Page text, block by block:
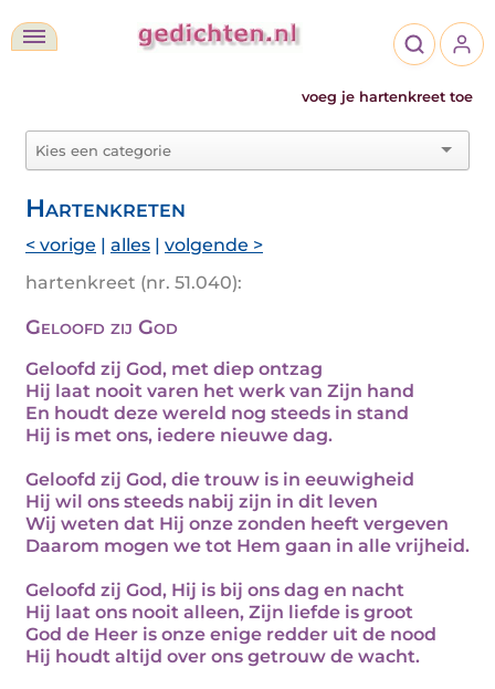
voeg je hartenkreet toe
Hartenkreten
< vorige | alles | volgende >
hartenkreet (nr. 51.040):
Geloofd zij God
Geloofd zij God, met diep ontzag
Hij laat nooit varen het werk van Zijn hand
En houdt deze wereld nog steeds in stand
Hij is met ons, iedere nieuwe dag.
Geloofd zij God, die trouw is in eeuwigheid
Hij wil ons steeds nabij zijn in dit leven
Wij weten dat Hij onze zonden heeft vergeven
Daarom mogen we tot Hem gaan in alle vrijheid.
Geloofd zij God, Hij is bij ons dag en nacht
Hij laat ons nooit alleen, Zijn liefde is groot
God de Heer is onze enige redder uit de nood
Hij houdt altijd over ons getrouw de wacht.